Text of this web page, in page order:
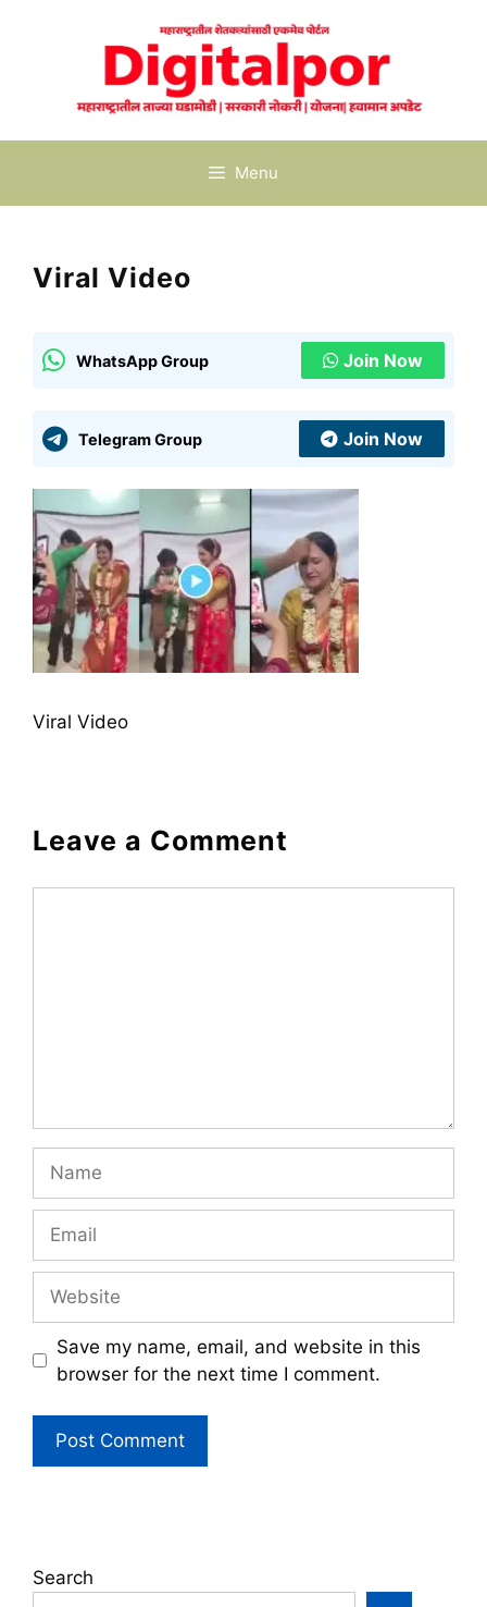
Menu
Viral Video
WhatsApp Group Join Now
Telegram Group Join Now
Viral Video
Leave a Comment
Save my name, email, and website in this
browser for the next time I comment.
Search